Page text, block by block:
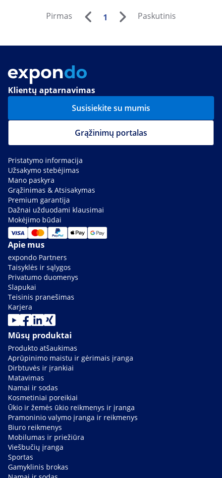
Pirmas 1 Paskutinis
Klientų aptarnavimas
Susisiekite su mumis
Grąžinimų portalas
Pristatymo informacija
Užsakymo stebėjimas
Mano paskyra
Grąžinimas & Atsisakymas
Premium garantija
Dažnai užduodami klausimai
Mokėjimo būdai
Apie mus
expondo Partners
Taisyklės ir sąlygos
Privatumo duomenys
Slapukai
Teisinis pranešimas
Karjera
Mūsų produktai
Produkto atšaukimas
Aprūpinimo maistu ir gėrimais įranga
Dirbtuvės ir įrankiai
Matavimas
Namai ir sodas
Kosmetiniai poreikiai
Ūkio ir žemės ūkio reikmenys ir įranga
Pramoninio valymo įranga ir reikmenys
Biuro reikmenys
Mobilumas ir priežiūra
Viešbučių įranga
Sportas
Gamyklinis brokas